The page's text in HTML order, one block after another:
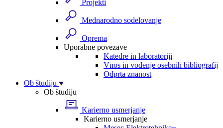
Projekti
Mednarodno sodelovanje
Oprema
Uporabne povezave
Katedre in laboratoriji
Vnos in vodenje osebnih bibliografij
Odprta znanost
Ob študiju
Ob študiju
Karierno usmerjanje
Karierno usmerjanje